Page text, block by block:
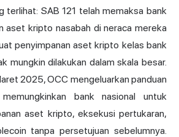
terlihat: SAB 121 telah memaksa bank
aset kripto nasabah di neraca mereka
penyimpanan aset kripto kelas bank
mungkin dilakukan dalam skala besar.
2025, OCC mengeluarkan panduan
bank nasional untuk
aset kripto, eksekusi pertukaran,
tanpa persetujuan sebelumnya.